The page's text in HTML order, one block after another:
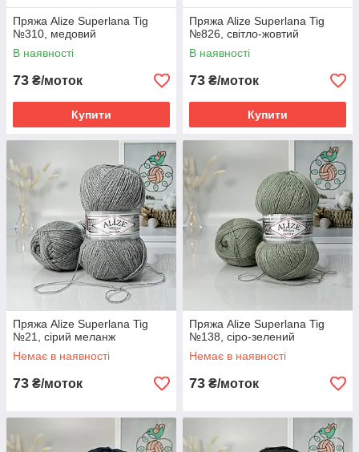
Пряжа Alize Superlana Tig
№310, медовий
В наявності
73 ₴/моток
Купити
Пряжа Alize Superlana Tig
№826, світло-жовтий
В наявності
73 ₴/моток
Купити
Пряжа Alize Superlana Tig
№21, сірий меланж
Немає в наявності
73 ₴/моток
Пряжа Alize Superlana Tig
№138, сіро-зелений
Немає в наявності
73 ₴/моток